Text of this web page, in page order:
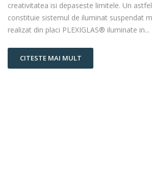
creativitatea isi depaseste limitele. Un
constituie sistemul de iluminat suspendat
realizat din placi PLEXIGLAS® iluminate in...
CITESTE MAI MULT